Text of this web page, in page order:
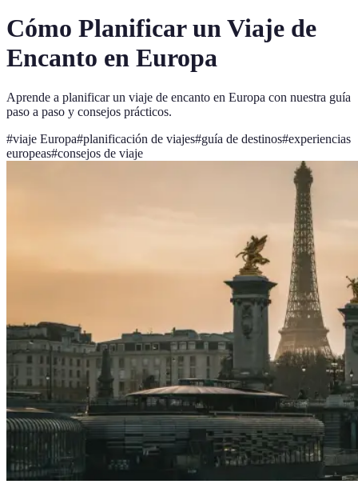
Cómo Planificar un Viaje de
Encanto en Europa
Aprende a planificar un viaje de encanto en Europa con nuestra guía
paso a paso y consejos prácticos.
#viaje Europa#planificación de viajes#guía de destinos#experiencias
europeas#consejos de viaje